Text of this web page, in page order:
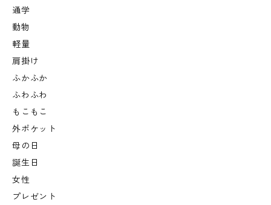
通学
動物
軽量
肩掛け
ふかふか
ふわふわ
もこもこ
外ポケット
母の日
誕生日
女性
プレゼント